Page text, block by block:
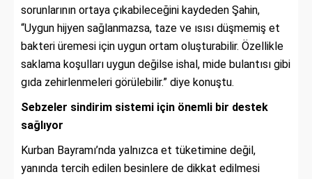
sorunlarının ortaya çıkabileceğini kaydeden Şahin,
“Uygun hijyen sağlanmazsa, taze ve ısısı düşmemiş et
bakteri üremesi için uygun ortam oluşturabilir. Özellikle
saklama koşulları uygun değilse ishal, mide bulantısı gibi
gıda zehirlenmeleri görülebilir.” diye konuştu.
Sebzeler sindirim sistemi için önemli bir destek
sağlıyor
Kurban Bayramı’nda yalnızca et tüketimine değil,
yanında tercih edilen besinlere de dikkat edilmesi